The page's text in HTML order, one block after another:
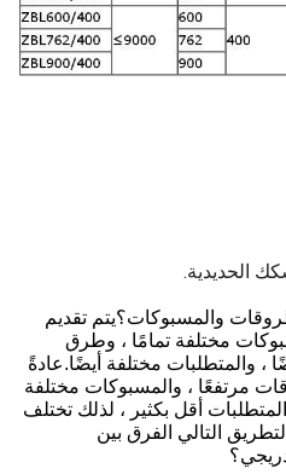
والمسبوكات؟يتم تقديم
مختلفة تمامًا ، وطرق
والمتطلبات مختلفة أيضًا.عادةً
مرتفعًا ، والمسبوكات مختلفة
أقل بكثير ، لذلك تختلف
التالي الفرق بين